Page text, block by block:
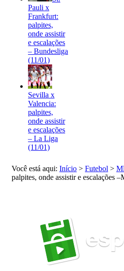
Pauli x
Frankfurt:
palpites,
onde assistir
e escalações
– Bundesliga
(11/01)
Sevilla x
Valencia:
palpites,
onde assistir
e escalações
– La Liga
(11/01)
Você está aqui: Início > Futebol >
palpites, onde assistir e escalações